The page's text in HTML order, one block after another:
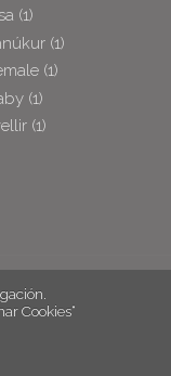
(1)
(1)
(1)
(1)
(1)
Cookies“